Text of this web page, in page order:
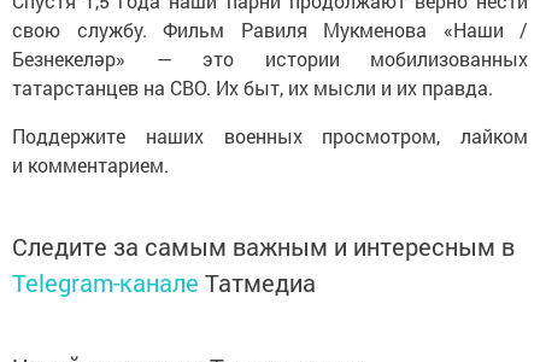
свою службу. Фильм Равиля Мукменова «Наши /
Безнекеләр» — это истории мобилизованных
татарстанцев на СВО. Их быт, их мысли и их правда.
Поддержите наших военных просмотром, лайком
и комментарием.
Следите за самым важным и интересным в
Telegram-канале Татмедиа